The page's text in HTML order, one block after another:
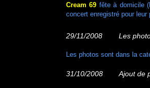
Cream 69 fête à domicile
concert enregistré pour leur
29/11/2008 Les photos
Les photos sont dans la
31/10/2008 Ajout de